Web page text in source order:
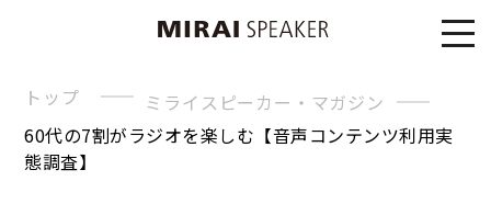
トップ
ミライスピーカー・マガジン
60代の7割がラジオを楽しむ【音声コンテンツ利用実
態調査】